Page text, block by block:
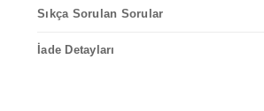
Sıkça Sorulan Sorular
İade Detayları